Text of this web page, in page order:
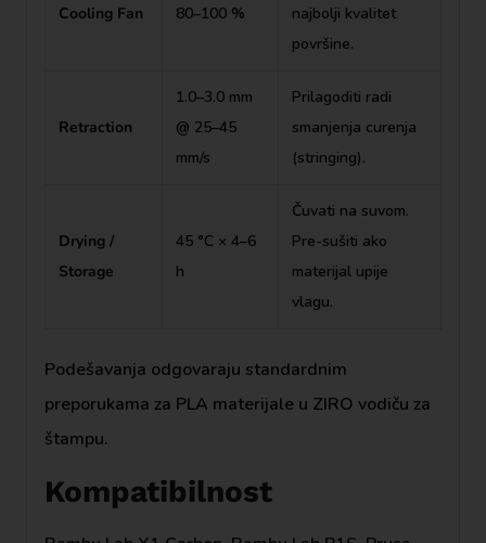
Cooling Fan 80–100 %
najbolji kvalitet
površine.
Retraction
1.0–3.0 mm
@ 25–45
mm/s
Prilagoditi radi
smanjenja curenja
(stringing).
Drying /
Storage
45 °C × 4–6
h
Čuvati na suvom.
Pre-sušiti ako
materijal upije
vlagu.
Podešavanja odgovaraju standardnim
preporukama za PLA materijale u ZIRO vodiču za
štampu.
Kompatibilnost